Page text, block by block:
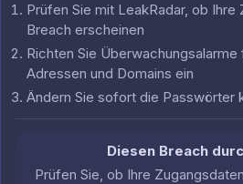
Prüfen Sie mit LeakRadar, ob
Breach erscheinen
Richten Sie
Adressen und Domains ein
Ändern Sie sofort die Passwörter
Diesen Breach
Prüfen Sie, ob Ihre